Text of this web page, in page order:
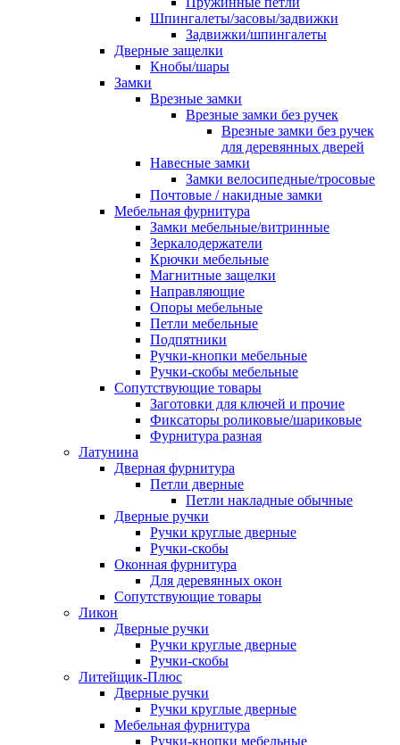
Шпингалеты/засовы/задвижки
Задвижки/шпингалеты
Дверные защелки
Кнобы/шары
Замки
Врезные замки
Врезные замки без ручек
Врезные замки без ручек
для деревянных дверей
Навесные замки
Замки велосипедные/тросовые
Почтовые / накидные замки
Мебельная фурнитура
Замки мебельные/витринные
Зеркалодержатели
Крючки мебельные
Магнитные защелки
Направляющие
Опоры мебельные
Петли мебельные
Подпятники
Ручки-кнопки мебельные
Ручки-скобы мебельные
Сопутствующие товары
Заготовки для ключей и прочие
Фиксаторы роликовые/шариковые
Фурнитура разная
Латунина
Дверная фурнитура
Петли дверные
Петли накладные обычные
Дверные ручки
Ручки круглые дверные
Ручки-скобы
Оконная фурнитура
Для деревянных окон
Сопутствующие товары
Ликон
Дверные ручки
Ручки круглые дверные
Ручки-скобы
Литейщик-Плюс
Дверные ручки
Ручки круглые дверные
Мебельная фурнитура
Ручки-кнопки мебельные